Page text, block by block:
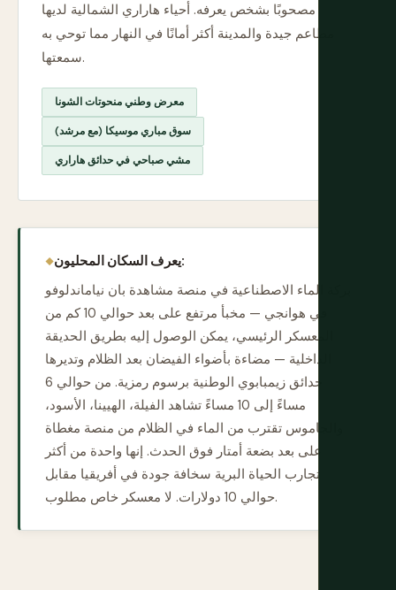
مصحوبًا بشخص يعرفه. أحياء هاراري الشمالية لديها
مطاعم جيدة والمدينة أكثر أمانًا في النهار مما توحي به
سمعتها.
معرض وطني منحوتات الشونا
سوق مباري موسيكا (مع مرشد)
مشي صباحي في حدائق هاراري
يعرف السكان المحليون:
بركة الماء الاصطناعية في منصة مشاهدة بان نياماندلوفو
في هوانجي — مخبأ مرتفع على بعد حوالي 10 كم من
المعسكر الرئيسي، يمكن الوصول إليه بطريق الحديقة
الداخلية — مضاءة بأضواء الفيضان بعد الظلام وتديرها
حدائق زيمبابوي الوطنية برسوم رمزية. من حوالي 6
مساءً إلى 10 مساءً تشاهد الفيلة، الهيينا، الأسود،
والجاموس تقترب من الماء في الظلام من منصة مغطاة
على بعد بضعة أمتار فوق الحدث. إنها واحدة من أكثر
تجارب الحياة البرية سخافة جودة في أفريقيا مقابل
حوالي 10 دولارات. لا معسكر خاص مطلوب.